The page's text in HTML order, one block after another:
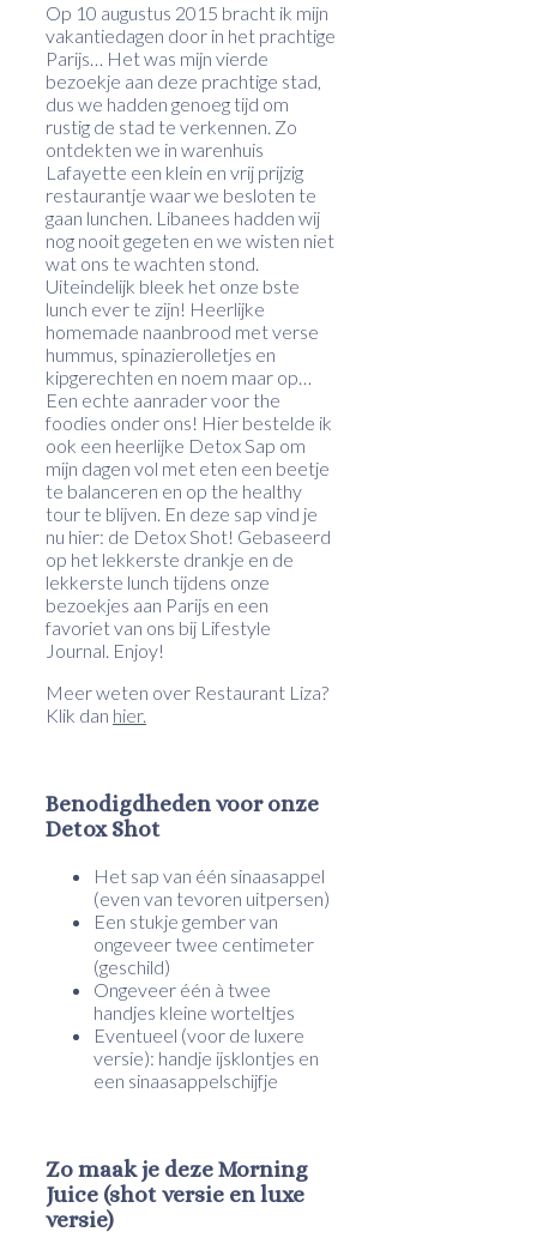
Op 10 augustus 2015 bracht ik mijn
vakantiedagen door in het prachtige
Parijs… Het was mijn vierde
bezoekje aan deze prachtige stad,
dus we hadden genoeg tijd om
rustig de stad te verkennen. Zo
ontdekten we in warenhuis
Lafayette een klein en vrij prijzig
restaurantje waar we besloten te
gaan lunchen. Libanees hadden wij
nog nooit gegeten en we wisten niet
wat ons te wachten stond.
Uiteindelijk bleek het onze bste
lunch ever te zijn! Heerlijke
homemade naanbrood met verse
hummus, spinazierolletjes en
kipgerechten en noem maar op…
Een echte aanrader voor the
foodies onder ons! Hier bestelde ik
ook een heerlijke Detox Sap om
mijn dagen vol met eten een beetje
te balanceren en op the healthy
tour te blijven. En deze sap vind je
nu hier: de Detox Shot! Gebaseerd
op het lekkerste drankje en de
lekkerste lunch tijdens onze
bezoekjes aan Parijs en een
favoriet van ons bij Lifestyle
Journal. Enjoy!
Meer weten over Restaurant Liza?
Klik dan hier.
Benodigdheden voor onze
Detox Shot
Het sap van één sinaasappel
(even van tevoren uitpersen)
Een stukje gember van
ongeveer twee centimeter
(geschild)
Ongeveer één à twee
handjes kleine worteltjes
Eventueel (voor de luxere
versie): handje ijsklontjes en
een sinaasappelschijfje
Zo maak je deze Morning
Juice (shot versie en luxe
versie)